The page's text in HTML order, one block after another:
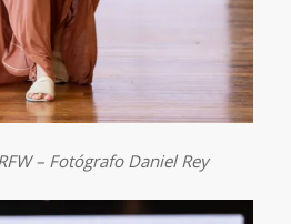
– Fotógrafo Daniel Rey